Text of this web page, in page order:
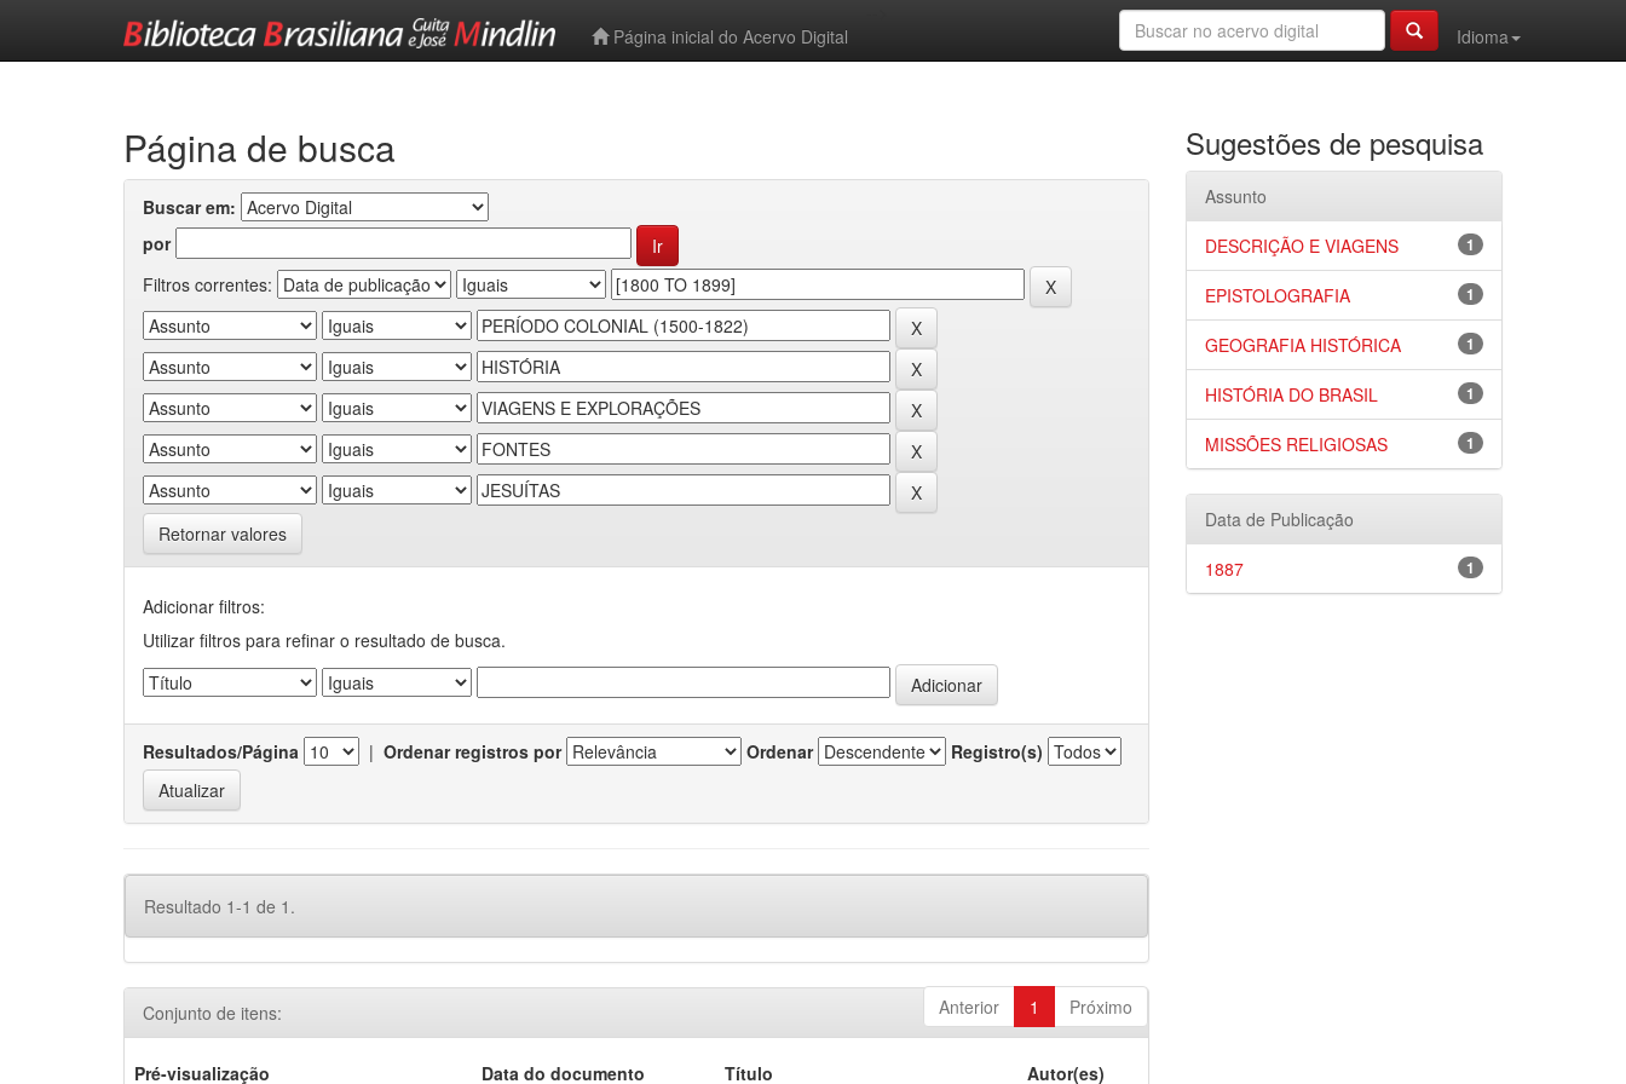
Página inicial do Acervo Digital
Idioma
Página de busca
Buscar em:
por
Filtros correntes:
Retornar valores
Adicionar filtros:
Utilizar filtros para refinar o resultado de busca.
Resultados/Página | Ordenar registros por Ordenar Registro(s)
Resultado 1-1 de 1.
Anterior 1 Próximo
Conjunto de itens:
Pré-visualização Data do documento Título Autor(es)
Sugestões de pesquisa
Assunto
1
DESCRIÇÃO E VIAGENS
1
EPISTOLOGRAFIA
1
GEOGRAFIA HISTÓRICA
1
HISTÓRIA DO BRASIL
1
MISSÕES RELIGIOSAS
Data de Publicação
1
1887